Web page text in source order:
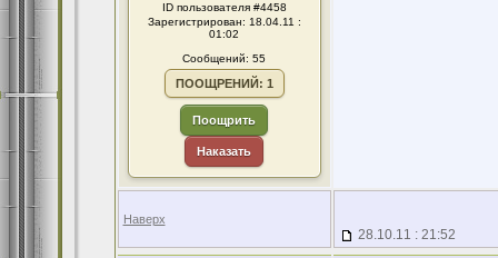
ID пользователя #4458
Зарегистрирован: 18.04.11 :
01:02
Сообщений: 55
ПООЩРЕНИЙ: 1
Поощрить
Наказать
Наверх
28.10.11 : 21:52